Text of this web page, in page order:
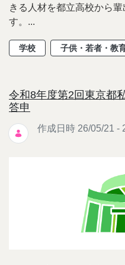
きる人材を都立高校から
す。...
学校 子供・若者・教
令和8年度第2回東京都
答申
作成日時 26/05/21 -